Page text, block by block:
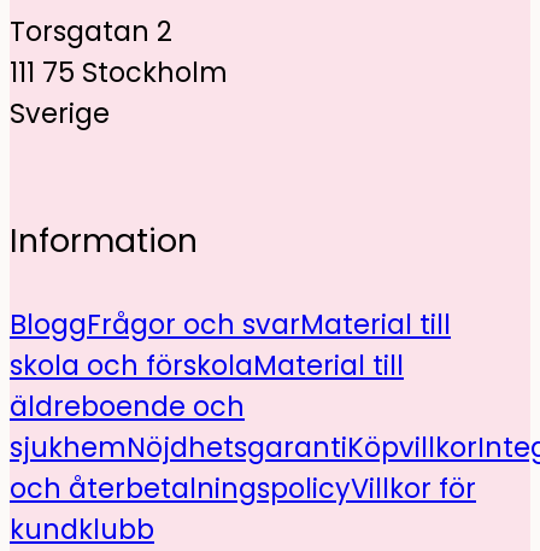
Torsgatan 2
111 75 Stockholm
Sverige
Information
BloggFrågor och svarMaterial till
skola och förskolaMaterial till
äldreboende och
sjukhemNöjdhetsgarantiKöpvillkor
och återbetalningspolicyVillkor för
kundklubb